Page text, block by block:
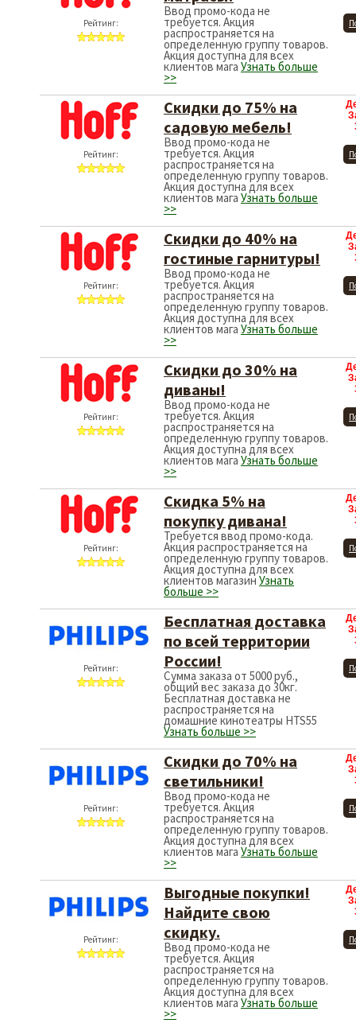
Рейтинг:
Ввод промо-кода не
требуется. Акция
распространяется на
определенную группу товаров.
Акция доступна для всех
клиентов мага Узнать больше
>>
Рейтинг:
Скидки до 75% на
садовую мебель!
Ввод промо-кода не
требуется. Акция
распространяется на
определенную группу товаров.
Акция доступна для всех
клиентов мага Узнать больше
>>
Рейтинг:
Скидки до 40% на
гостиные гарнитуры!
Ввод промо-кода не
требуется. Акция
распространяется на
определенную группу товаров.
Акция доступна для всех
клиентов мага Узнать больше
>>
Рейтинг:
Скидки до 30% на
диваны!
Ввод промо-кода не
требуется. Акция
распространяется на
определенную группу товаров.
Акция доступна для всех
клиентов мага Узнать больше
>>
Рейтинг:
Скидка 5% на
покупку дивана!
Требуется ввод промо-кода.
Акция распространяется на
определенную группу товаров.
Акция доступна для всех
клиентов магазин Узнать
больше >>
Рейтинг:
Бесплатная доставка
по всей территории
России!
Сумма заказа от 5000 руб.,
общий вес заказа до 30кг.
Бесплатная доставка не
распространяется на
домашние кинотеатры HTS55
Узнать больше >>
Рейтинг:
Скидки до 70% на
светильники!
Ввод промо-кода не
требуется. Акция
распространяется на
определенную группу товаров.
Акция доступна для всех
клиентов мага Узнать больше
>>
Рейтинг:
Выгодные покупки!
Найдите свою
скидку.
Ввод промо-кода не
требуется. Акция
распространяется на
определенную группу товаров.
Акция доступна для всех
клиентов мага Узнать больше
>>